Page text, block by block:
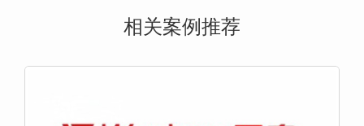
相关案例推荐